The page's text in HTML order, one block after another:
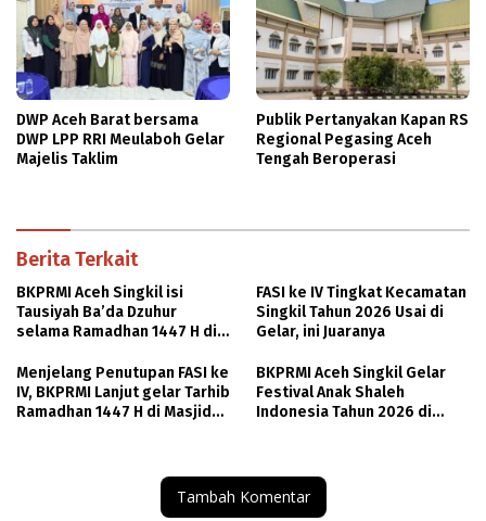
DWP Aceh Barat bersama
DWP LPP RRI Meulaboh Gelar
Majelis Taklim
Publik Pertanyakan Kapan RS
Regional Pegasing Aceh
Tengah Beroperasi
Berita Terkait
BKPRMI Aceh Singkil isi
Tausiyah Ba’da Dzuhur
selama Ramadhan 1447 H di
FASI ke IV Tingkat Kecamatan
Singkil Tahun 2026 Usai di
Gelar, ini Juaranya
Menjelang Penutupan FASI ke
IV, BKPRMI Lanjut gelar Tarhib
Ramadhan 1447 H di Masjid
BKPRMI Aceh Singkil Gelar
Festival Anak Shaleh
Indonesia Tahun 2026 di
Tambah Komentar